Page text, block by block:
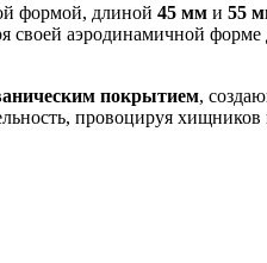
формой, длиной 45 мм и 55
своей аэродинамичной
покрытием,
провоцируя хищников